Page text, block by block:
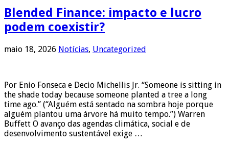
Blended Finance: impacto e lucro
podem coexistir?
maio 18, 2026 Notícias, Uncategorized
Por Enio Fonseca e Decio Michellis Jr. “Someone is sitting in
the shade today because someone planted a tree a long
time ago.” (“Alguém está sentado na sombra hoje porque
alguém plantou uma árvore há muito tempo.”) Warren
Buffett O avanço das agendas climática, social e de
desenvolvimento sustentável exige …